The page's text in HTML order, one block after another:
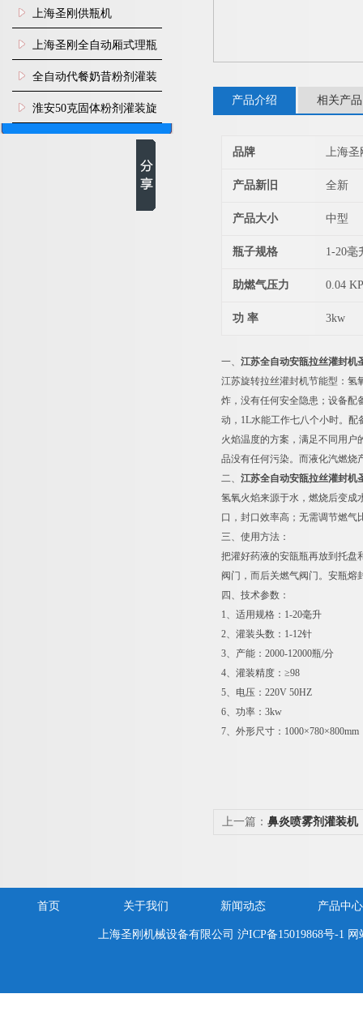
瓶机
上海圣刚供瓶机
上海圣刚全自动厢式理瓶
机
全自动代餐奶昔粉剂灌装
生产线
淮安50克固体粉剂灌装旋
盖机
产品介绍 相关产品
品牌 上海圣
产品新旧 全新
产品大小 中型
瓶子规格 1-20毫
助燃气压力 0.04
功 率 3kw
一、 江苏全自动安瓿拉丝灌封机
江苏旋转拉丝灌封机节能型：氢
炸，没有任何安全隐患；设备配
动，1L水能工作七八个小时。
火焰温度的方案，满足不同用户
品没有任何污染。而液化汽燃烧
二、 江苏全自动安瓿拉丝灌封机
氢氧火焰来源于水，燃烧后变成
口，封口效率高；无需调节燃气
三、使用方法：
把灌好药液的安瓿瓶再放到托盘
阀门，而后关燃气阀门。安瓶熔
四、技术参数：
1、适用规格：1-20毫升
2、灌装头数：1-12针
3、产能：2000-12000瓶/分
4、灌装精度：≥98
5、电压：220V 50HZ
6、功率：3kw
7、外形尺寸：1000×780×800mm
上一篇： 鼻炎喷雾剂灌装机
首页 关于我们 新闻动态 产品中心
上海圣刚机械设备有限公司沪ICP备15019868号-1 网